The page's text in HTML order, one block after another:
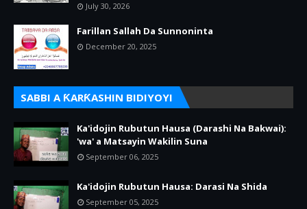
July 30, 2026
Farillan Sallah Da Sunnoninta
December 20, 2025
SABBI A ƘARƘASHIN BIDIYOYI
Ka'idojin Rubutun Hausa (Darashi Na Bakwai):
'wa' a Matsayin Wakilin Suna
September 06, 2025
Ka'idojin Rubutun Hausa: Darasi Na Shida
September 05, 2025